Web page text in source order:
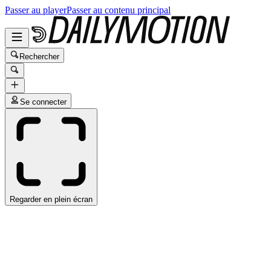
Passer au playerPasser au contenu principal
Rechercher
Se connecter
Regarder en plein écran